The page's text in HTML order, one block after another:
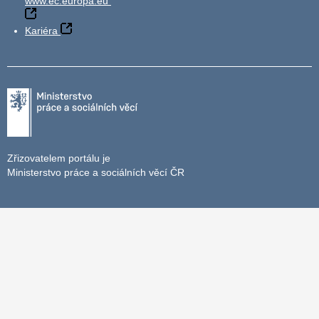
Kariéra
Zřizovatelem portálu je
Ministerstvo práce a sociálních věcí ČR